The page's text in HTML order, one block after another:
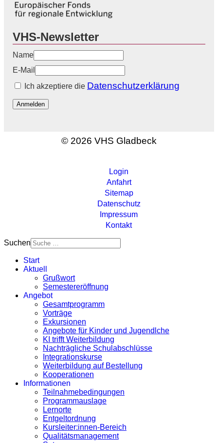
VHS-Newsletter
Name
E-Mail
Ich akzeptiere die Datenschutzerklärung
Anmelden
© 2026 VHS Gladbeck
Login
Anfahrt
Sitemap
Datenschutz
Impressum
Kontakt
Suchen
Start
Aktuell
Grußwort
Semestereröffnung
Angebot
Gesamtprogramm
Vorträge
Exkursionen
Angebote für Kinder und Jugendlche
KI trifft Weiterbildung
Nachträgliche Schulabschlüsse
Integrationskurse
Weiterbildung auf Bestellung
Kooperationen
Informationen
Teilnahmebedingungen
Programmauslage
Lernorte
Entgeltordnung
Kursleiter:innen-Bereich
Qualitätsmanagement